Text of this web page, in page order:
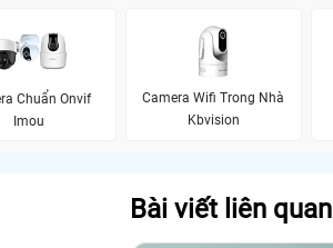
Chuẩn Onvif
Imou
Camera Wifi Trong Nhà
Kbvision
Bài viết liên quan